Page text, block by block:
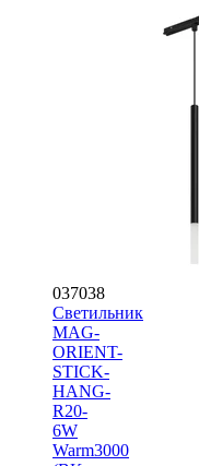
037038
Светильник
MAG-
ORIENT-
STICK-
HANG-
R20-
6W
Warm3000